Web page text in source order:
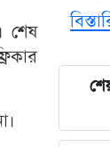
শেষ